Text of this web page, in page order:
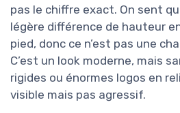
pas le chiffre exact. On sent
légère différence de hauteur
pied, donc ce n’est pas une
C’est un look moderne, mais
rigides ou énormes logos en
visible mais pas agressif.